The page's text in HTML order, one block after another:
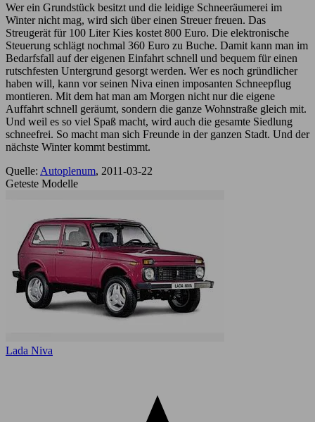
Wer ein Grundstück besitzt und die leidige Schneeräumerei im
Winter nicht mag, wird sich über einen Streuer freuen. Das
Streugerät für 100 Liter Kies kostet 800 Euro. Die elektronische
Steuerung schlägt nochmal 360 Euro zu Buche. Damit kann man im
Bedarfsfall auf der eigenen Einfahrt schnell und bequem für einen
rutschfesten Untergrund gesorgt werden. Wer es noch gründlicher
haben will, kann vor seinen Niva einen imposanten Schneepflug
montieren. Mit dem hat man am Morgen nicht nur die eigene
Auffahrt schnell geräumt, sondern die ganze Wohnstraße gleich mit.
Und weil es so viel Spaß macht, wird auch die gesamte Siedlung
schneefrei. So macht man sich Freunde in der ganzen Stadt. Und der
nächste Winter kommt bestimmt.
Quelle: Autoplenum, 2011-03-22
Geteste Modelle
Lada Niva